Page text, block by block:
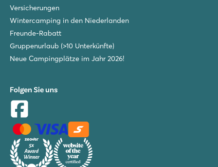
Versicherungen
Wintercamping in den Niederlanden
Freunde-Rabatt
Gruppenurlaub (>10 Unterkünfte)
Neue Campingplätze im Jahr 2026!
Folgen Sie uns